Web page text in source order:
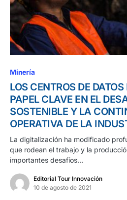
Minería
LOS CENTROS DE
PAPEL CLAVE EN EL
SOSTENIBLE Y LA
OPERATIVA DE LA
La digitalización ha modificado
que rodean el trabajo y la
importantes desafíos…
Editorial Tour Innovación
10 de agosto de 2021